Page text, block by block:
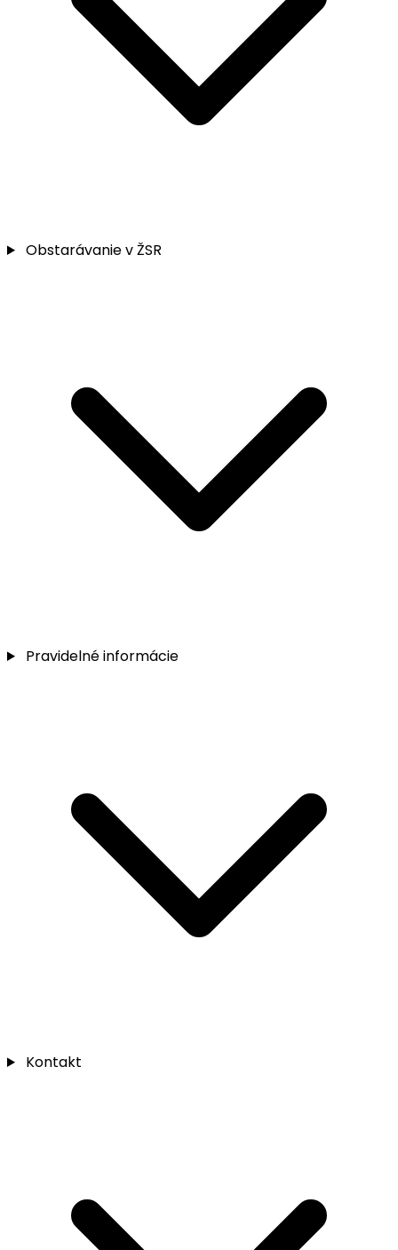
Obstarávanie v ŽSR
Pravidelné informácie
Kontakt